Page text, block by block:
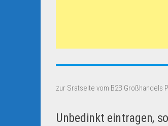
zur Sratseite vom B2B Großhandels
Unbedinkt eintragen,